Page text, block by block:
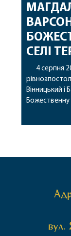
СЕЛІ
4 серпня
Вінницький і
Божественну
Богородиці
вул.